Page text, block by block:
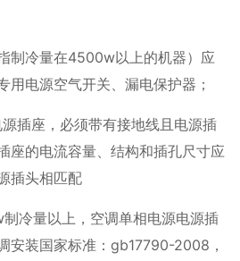
制冷量在4500w以上的机器）应
用电源空气开关、漏电保护器；
插座，必须带有接地线且电源插
座的电流容量、结构和插孔尺寸应
插头相匹配
冷量以上，空调单相电源电源插
安装国家标准：gb17790-2008，